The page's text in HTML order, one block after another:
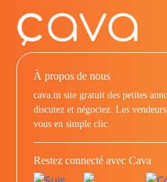
À propos de nous
cava.tn site gratuit des petites
discutez et négociez. Les
vous en simple clic.
Restez connecté avec Cava